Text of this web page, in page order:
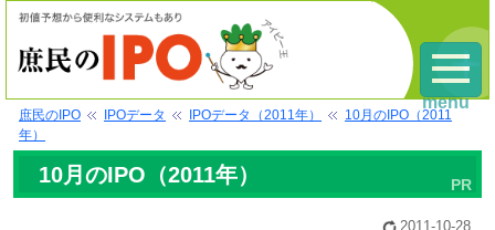
庶民のIPO IPOデータ IPOデータ（2011年）
10月のIPO（2011
年）
10月のIPO（2011年）
2011-10-28
menu